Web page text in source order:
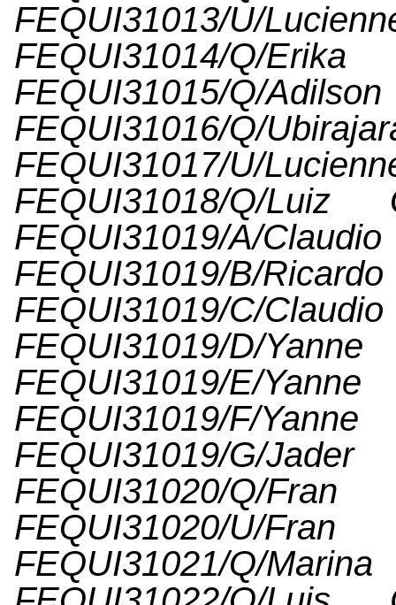
FEQUI31013/U/
FEQUI31014/Q/
FEQUI31015/Q/
FEQUI31016/Q/
FEQUI31017/U/
FEQUI31018/Q/
FEQUI31019/A/
FEQUI31019/B/
FEQUI31019/C/
FEQUI31019/D/
FEQUI31019/E/
FEQUI31019/F/
FEQUI31019/G/
FEQUI31020/
FEQUI31020/
FEQUI31021/Q/